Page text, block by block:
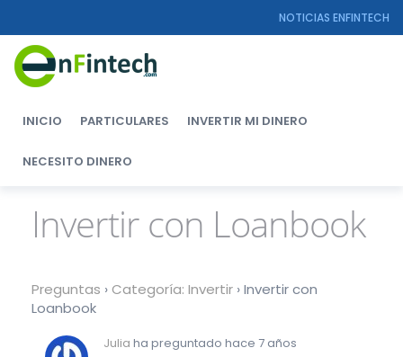
NOTICIAS ENFINTECH
INICIO PARTICULARES INVERTIR MI DINERO
NECESITO DINERO
Invertir con Loanbook
Preguntas › Categoría: Invertir ›Invertir con
Loanbook
Julia ha preguntado hace 7 años